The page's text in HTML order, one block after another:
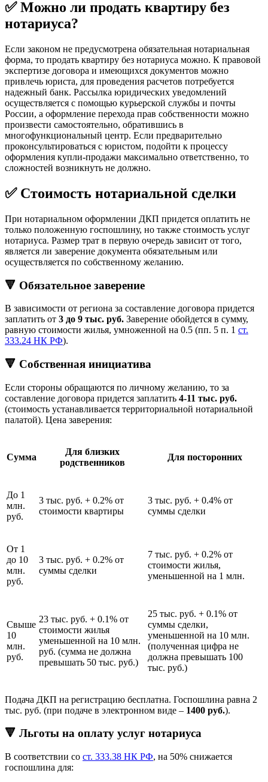
✅ Можно ли продать квартиру без
нотариуса?
Если законом не предусмотрена обязательная нотариальная
форма, то продать квартиру без нотариуса можно. К правовой
экспертизе договора и имеющихся документов можно
привлечь юриста, для проведения расчетов потребуется
надежный банк. Рассылка юридических уведомлений
осуществляется с помощью курьерской службы и почты
России, а оформление перехода прав собственности можно
произвести самостоятельно, обратившись в
многофункциональный центр. Если предварительно
проконсультироваться с юристом, подойти к процессу
оформления купли-продажи максимально ответственно, то
сложностей возникнуть не должно.
✅ Стоимость нотариальной сделки
При нотариальном оформлении ДКП придется оплатить не
только положенную госпошлину, но также стоимость услуг
нотариуса. Размер трат в первую очередь зависит от того,
является ли заверение документа обязательным или
осуществляется по собственному желанию.
🔻 Обязательное заверение
В зависимости от региона за составление договора придется
заплатить от 3 до 9 тыс. руб. Заверение обойдется в сумму,
равную стоимости жилья, умноженной на 0.5 (пп. 5 п. 1 ст.
333.24 НК РФ).
🔻 Собственная инициатива
Если стороны обращаются по личному желанию, то за
составление договора придется заплатить 4-11 тыс. руб.
(стоимость устанавливается территориальной нотариальной
палатой). Цена заверения:
Сумма
Для близких
родственников
Для посторонних
До 1
млн.
руб.
3 тыс. руб. + 0.2% от
стоимости квартиры
3 тыс. руб. + 0.4% от
суммы сделки
От 1
до 10
млн.
руб.
3 тыс. руб. + 0.2% от
суммы сделки
7 тыс. руб. + 0.2% от
стоимости жилья,
уменьшенной на 1 млн.
Свыше
10
млн.
руб.
23 тыс. руб. + 0.1% от
стоимости жилья
уменьшенной на 10 млн.
руб. (сумма не должна
превышать 50 тыс. руб.)
25 тыс. руб. + 0.1% от
суммы сделки,
уменьшенной на 10 млн.
(полученная цифра не
должна превышать 100
тыс. руб.)
Подача ДКП на регистрацию бесплатна. Госпошлина равна 2
тыс. руб. (при подаче в электронном виде – 1400 руб.).
🔻 Льготы на оплату услуг нотариуса
В соответствии со ст. 333.38 НК РФ, на 50% снижается
госпошлина для: